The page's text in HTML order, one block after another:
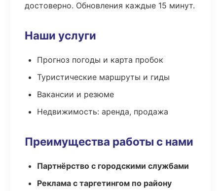
достоверно. Обновления каждые 15 минут.
Наши услуги
Прогноз погоды и карта пробок
Туристические маршруты и гиды
Вакансии и резюме
Недвижимость: аренда, продажа
Преимущества работы с нами
Партнёрство с городскими службами
Реклама с таргетингом по району